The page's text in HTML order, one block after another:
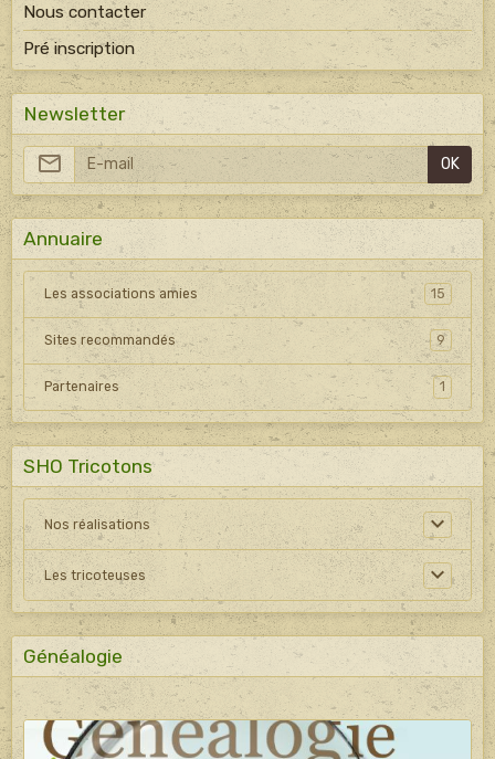
Nous contacter
Pré inscription
Newsletter
OK
Annuaire
Les associations amies 15
Sites recommandés 9
Partenaires 1
SHO Tricotons
Nos réalisations
Les tricoteuses
Généalogie